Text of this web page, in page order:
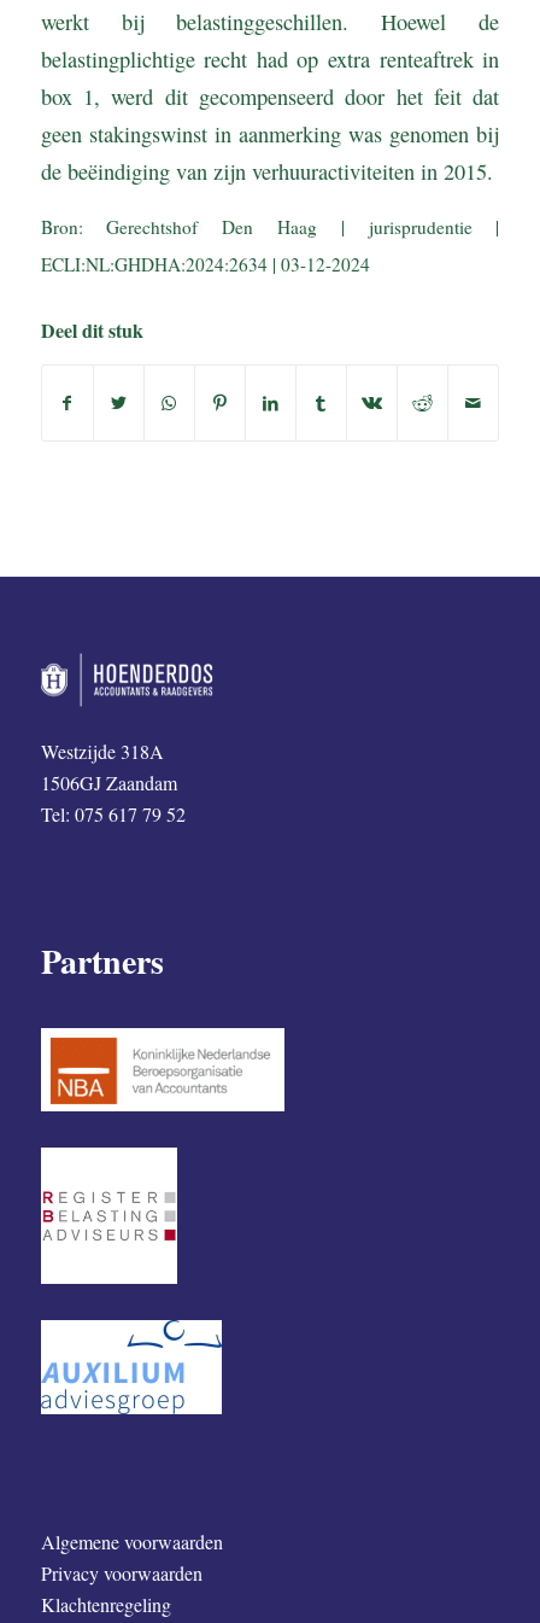
werkt bij belastinggeschillen. Hoewel de
belastingplichtige recht had op extra renteaftrek in
box 1, werd dit gecompenseerd door het feit dat
geen stakingswinst in aanmerking was genomen bij
de beëindiging van zijn verhuuractiviteiten in 2015.
Bron: Gerechtshof Den Haag | jurisprudentie |
ECLI:NL:GHDHA:2024:2634 | 03-12-2024
Deel dit stuk
Westzijde 318A
1506GJ Zaandam
Tel: 075 617 79 52
Partners
Algemene voorwaarden
Privacy voorwaarden
Klachtenregeling